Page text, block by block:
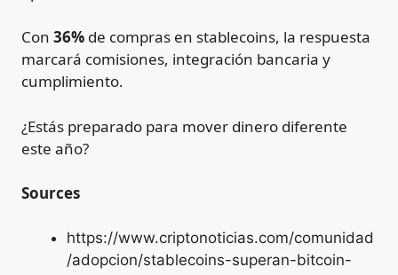
Con 36% de compras en stablecoins, la respuesta
marcará comisiones, integración bancaria y
cumplimiento.
¿Estás preparado para mover dinero diferente
este año?
Sources
https://www.criptonoticias.com/comunidad
/adopcion/stablecoins-superan-bitcoin-